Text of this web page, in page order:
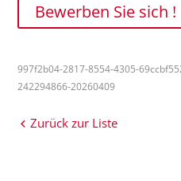
Bewerben Sie sich !
997f2b04-2817-8554-4305-
242294866-20260409
Zurück zur Liste